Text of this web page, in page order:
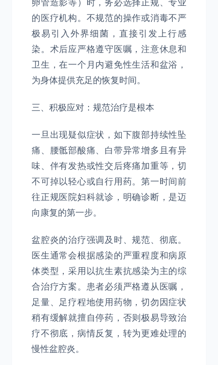
卵管造影等）时，务必选择正规、专业
的医疗机构。不规范的操作或消毒不严
极易引入外界细菌，直接引发上行感
染。术后应严格遵守医嘱，注意休息和
卫生，在一个月内避免性生活和盆浴，
为身体提供充足的恢复时间。
三、积极应对：规范治疗是根本
一旦出现疑似症状，如下腹部持续性坠
痛、腰骶部酸痛、白带异常增多且有异
味、伴有发热或性交后疼痛加重等，切
不可掉以轻心或自行用药。第一时间前
往正规医院妇科就诊，明确诊断，是迈
向康复的第一步。
盆腔炎的治疗强调及时、规范、彻底。
医生通常会根据感染的严重程度和病原
体类型，采用以抗生素抗感染为主的综
合治疗方案。患者必须严格遵从医嘱，
足量、足疗程地使用药物，切勿因症状
稍有缓解就擅自停药，否则极易导致治
疗不彻底，病情反复，转为更难处理的
慢性盆腔炎。